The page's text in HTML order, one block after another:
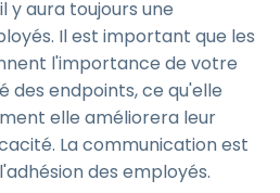
y aura toujours une
Il est important que les
l'importance de votre
des endpoints, ce qu'elle
elle améliorera leur
La communication est
des employés.